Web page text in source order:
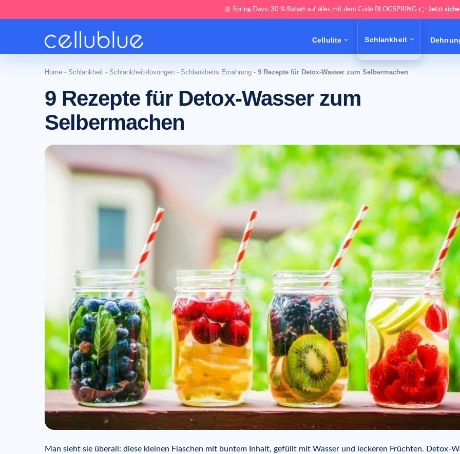
🌼 Spring Days: 30 % Rabatt auf alles mit dem Code BLOGSPRING 👉 Jetzt
Cellulite Schlankheit
Home - Schlankheit - Schlankheitslösungen - Schlankheits Ernährung - 9 Rezepte für Detox-Wasser zum Selbermachen
9 Rezepte für Detox-Wasser zum
Selbermachen
Man sieht sie überall: diese kleinen Flaschen mit buntem Inhalt, gefüllt mit Wasser und leckeren Früchten. Detox-